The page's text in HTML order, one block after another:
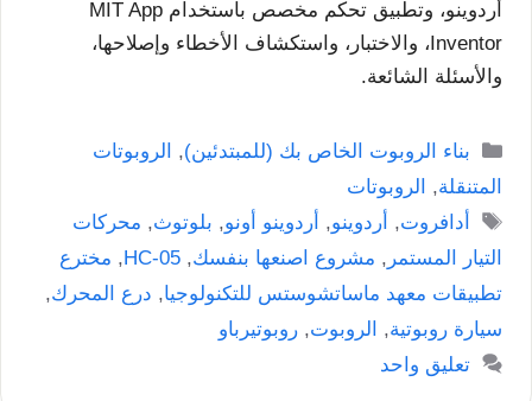
أردوينو، وتطبيق تحكم مخصص باستخدام MIT App
Inventor، والاختبار، واستكشاف الأخطاء وإصلاحها،
والأسئلة الشائعة.
التصنيفات
بناء الروبوت الخاص بك (للمبتدئين),
الروبوتات
المتنقلة,
الروبوتات
الوسوم
أدافروت, أردوينو, أردوينو أونو, بلوتوث, محركات
التيار المستمر , مشروع اصنعها بنفسك,
HC-05
, مخترع
تطبيقات معهد ماساتشوستس للتكنولوجيا, درع المحرك,
سيارة روبوتية, الروبوت, روبوتيرباو
تعليق واحد